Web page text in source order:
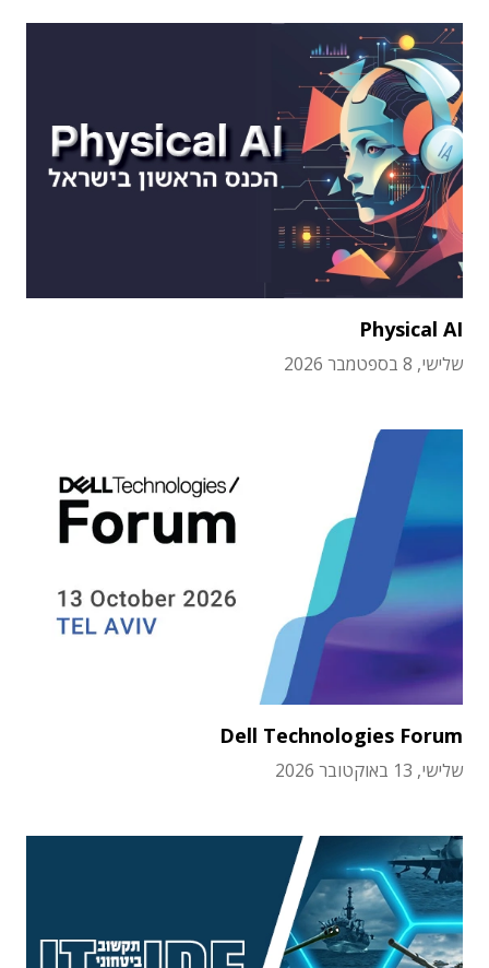
Physical AI
שלישי, 8 בספטמבר 2026
Dell Technologies Forum
שלישי, 13 באוקטובר 2026